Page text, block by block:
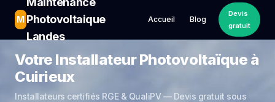
M Photovoltaique
Landes
Accueil Blog
Devis
gratuit
Votre Installateur Photovoltaïque à
Cuirieux
Installateurs certifiés RGE & QualiPV — Devis gratuit sous